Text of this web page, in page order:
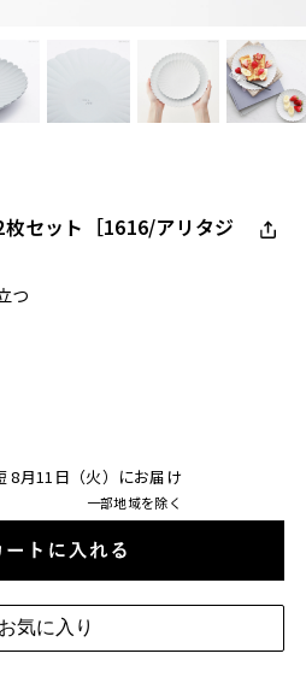
セット［1616/アリタジ
つ
8月11日（火）にお届け
一部地域を除く
カートに入れる
気に入り